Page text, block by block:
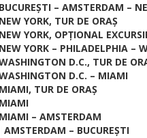
– AMSTERDAM –
YORK, TUR DE ORAȘ
YORK, OPȚIONAL
YORK – PHILADELPHIA –
D.C., TUR DE
D.C. – MIAMI
TUR DE ORAȘ
– AMSTERDAM
– BUCUREȘTI